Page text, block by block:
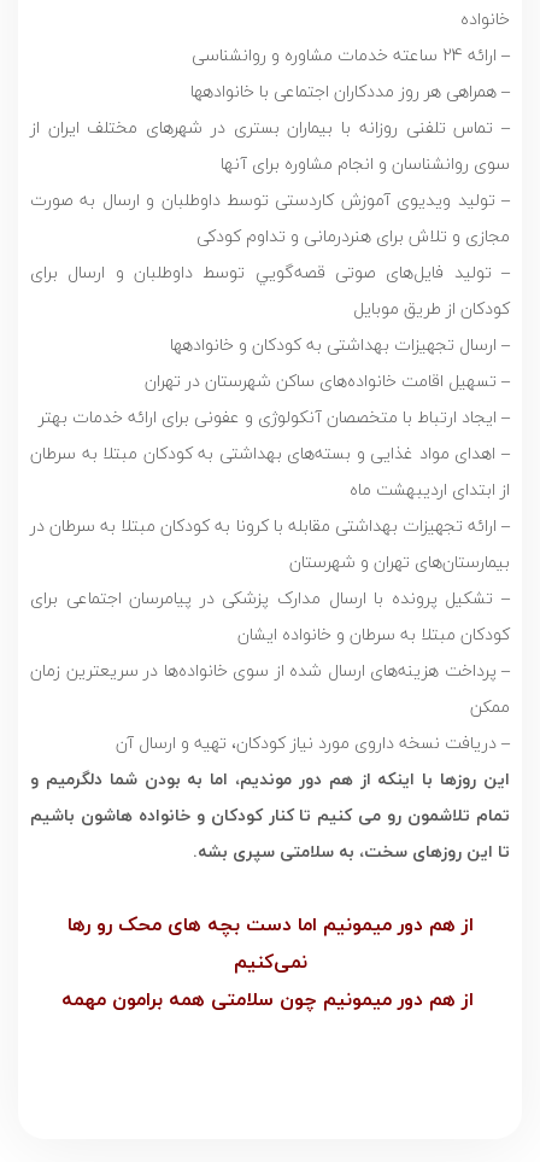
خانواده
– ارائه 24 ساعته خدمات مشاوره و روانشناسی
– همراهی هر روز مددکاران اجتماعی با خانوادهها
– تماس تلفنی روزانه با بیماران بستری در شهرهای مختلف ایران از
سوی روانشناسان و انجام مشاوره برای آنها
– تولید ویدیوی آموزش کاردستی توسط داوطلبان و ارسال به صورت
مجازی و تلاش برای هنردرمانی و تداوم کودکی
– تولید فایل‌های صوتی قصه‌گويي توسط داوطلبان و ارسال برای
کودکان از طریق موبایل
– ارسال تجهیزات بهداشتی به کودکان و خانوادهها
– تسهیل اقامت خانواده‌هاى ساکن شهرستان در تهران
– ایجاد ارتباط با متخصصان آنکولوژی و عفونی برای ارائه خدمات بهتر
– اهدای مواد غذایی و بسته‌های بهداشتی به کودکان مبتلا به سرطان
از ابتدای اردیبهشت ماه
– ارائه تجهیزات بهداشتی مقابله با کرونا به کودکان مبتلا به سرطان در
بیمارستان‌های تهران و شهرستان
– تشکیل پرونده با ارسال مدارک پزشکی در پیامرسان اجتماعی برای
کودکان مبتلا به سرطان و خانواده ایشان
– پرداخت هزینه‌های ارسال شده از سوی خانواده‌ها در سریعترین زمان
ممکن
– دریافت نسخه داروی مورد نیاز کودکان، تهیه و ارسال آن
اين روزها با اینکه از هم دور موندیم، اما به بودن شما دلگرمیم و
تمام تلاشمون رو مى كنيم تا کنار کودکان و خانواده هاشون باشیم
تا این روزهای سخت، به سلامتی سپری بشه.
از هم دور میمونیم اما دست بچه های محک رو رها
نمى‌كنيم
از هم دور میمونیم چون سلامتی همه برامون مهمه